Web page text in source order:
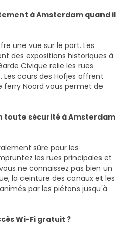
à Amsterdam quand il
une vue sur le port. Les
des expositions historiques à
Civique relie les rues
cours des Hofjes offrent
ferry Noord vous permet de
toute sécurité à Amsterdam
sûre pour les
les rues principales et
ne connaissez pas bien un
la ceinture des canaux et les
par les piétons jusqu'à
Wi-Fi gratuit ?